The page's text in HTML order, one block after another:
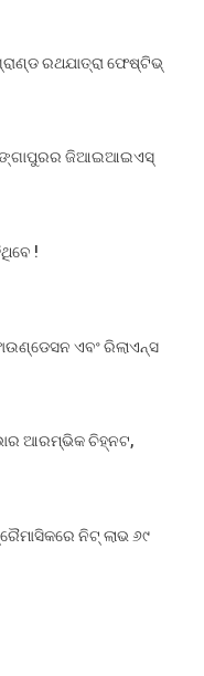
ରଥଯାତ୍ରା ଫେଷ୍ଟିଭ୍
ସିଙ୍ଗାପୁରର ଜିଆଇଆଇଏସ୍
!
ଏବଂ ରିଲାଏନ୍ସ
ଆରମ୍ଭିକ ଚିହ୍ନଟ,
ନିଟ୍ ଲାଭ ୬୯